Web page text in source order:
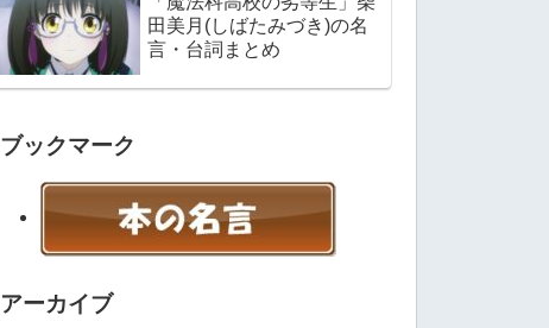
田美月(しばたみづき)の名
言・台詞まとめ
ブックマーク
アーカイブ